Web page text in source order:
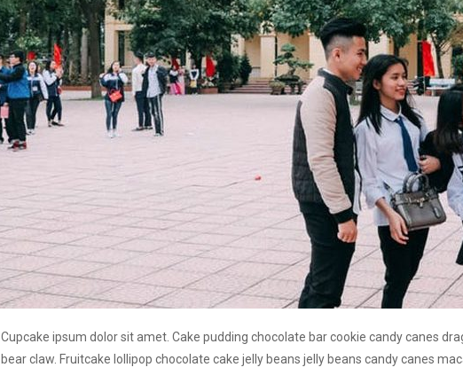
Cupcake ipsum dolor sit amet. Cake pudding chocolate bar cookie candy canes
bear claw. Fruitcake lollipop chocolate cake jelly beans jelly beans candy canes